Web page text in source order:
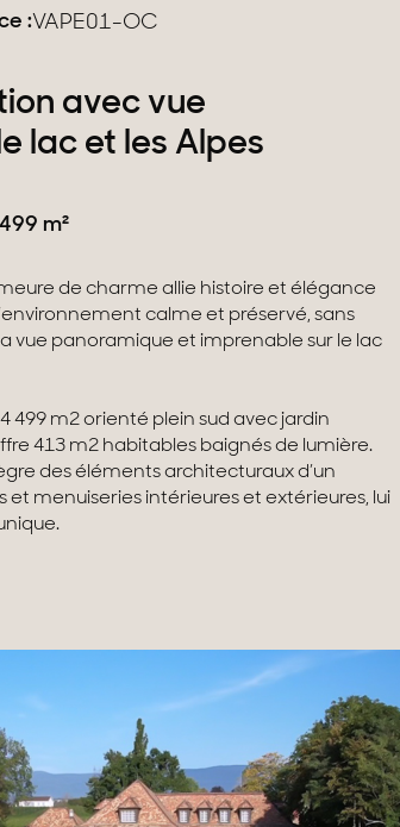
:VAPE01-OC
avec vue
lac et les Alpes
m²
de charme allie histoire et élégance
calme et préservé, sans
vue panoramique et imprenable sur le lac
499 m2 orienté plein sud avec jardin
413 m2 habitables baignés de lumière.
des éléments architecturaux d’un
et menuiseries intérieures et extérieures, lui